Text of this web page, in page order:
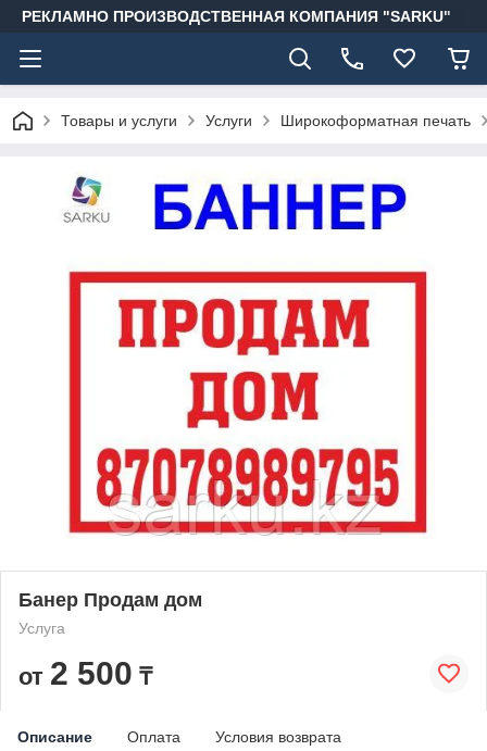
РЕКЛАМНО ПРОИЗВОДСТВЕННАЯ КОМПАНИЯ "SARKU"
Товары и услуги Услуги Широкоформатная печать
Банер Продам дом
Услуга
от 2 500 ₸
Описание Оплата Условия возврата